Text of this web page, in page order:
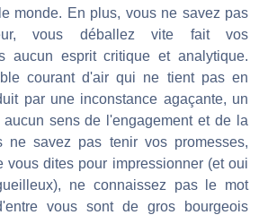
monde. En plus, vous ne savez pas
vous déballez vite fait vos
aucun esprit critique et analytique.
courant d'air qui ne tient pas en
par une inconstance agaçante, un
sens de l'engagement et de la
ne savez pas tenir vos promesses,
vous dites pour impressionner (et oui
ne connaissez pas le mot
vous sont de gros bourgeois